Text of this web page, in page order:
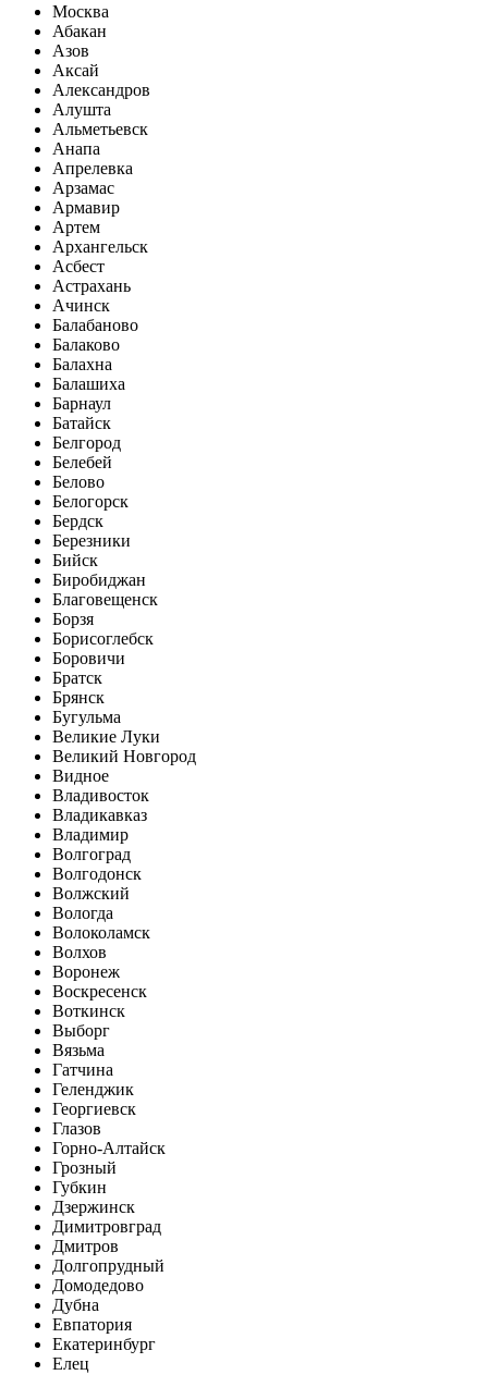
Москва
Абакан
Азов
Аксай
Александров
Алушта
Альметьевск
Анапа
Апрелевка
Арзамас
Армавир
Артем
Архангельск
Асбест
Астрахань
Ачинск
Балабаново
Балаково
Балахна
Балашиха
Барнаул
Батайск
Белгород
Белебей
Белово
Белогорск
Бердск
Березники
Бийск
Биробиджан
Благовещенск
Борзя
Борисоглебск
Боровичи
Братск
Брянск
Бугульма
Великие Луки
Великий Новгород
Видное
Владивосток
Владикавказ
Владимир
Волгоград
Волгодонск
Волжский
Вологда
Волоколамск
Волхов
Воронеж
Воскресенск
Воткинск
Выборг
Вязьма
Гатчина
Геленджик
Георгиевск
Глазов
Горно-Алтайск
Грозный
Губкин
Дзержинск
Димитровград
Дмитров
Долгопрудный
Домодедово
Дубна
Евпатория
Екатеринбург
Елец